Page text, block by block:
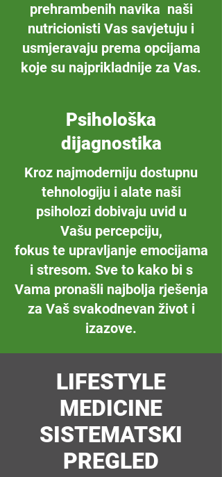
prehrambenih navika naši
nutricionisti Vas savjetuju i
usmjeravaju prema opcijama
koje su najprikladnije za Vas.
Psihološka
dijagnostika
Kroz najmoderniju dostupnu
tehnologiju i alate naši
psiholozi dobivaju uvid u
Vašu percepciju,
fokus te upravljanje emocijama
i stresom. Sve to kako bi s
Vama pronašli najbolja rješenja
za Vaš svakodnevan život i
izazove.
LIFESTYLE
MEDICINE
SISTEMATSKI
PREGLED